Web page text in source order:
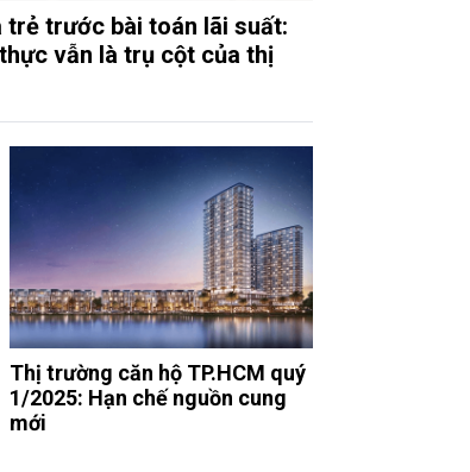
trẻ trước bài toán lãi suất:
vẫn là trụ cột của thị
Thị trường căn hộ TP.HCM quý
1/2025: Hạn chế nguồn cung
mới